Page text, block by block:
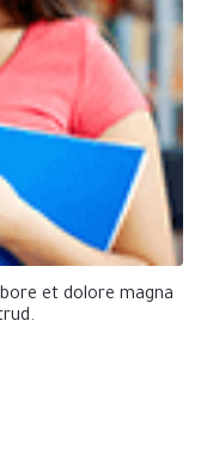
et dolore magna